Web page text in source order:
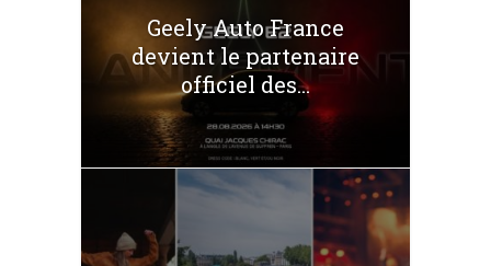
Geely Auto France
devient le partenaire
officiel des...